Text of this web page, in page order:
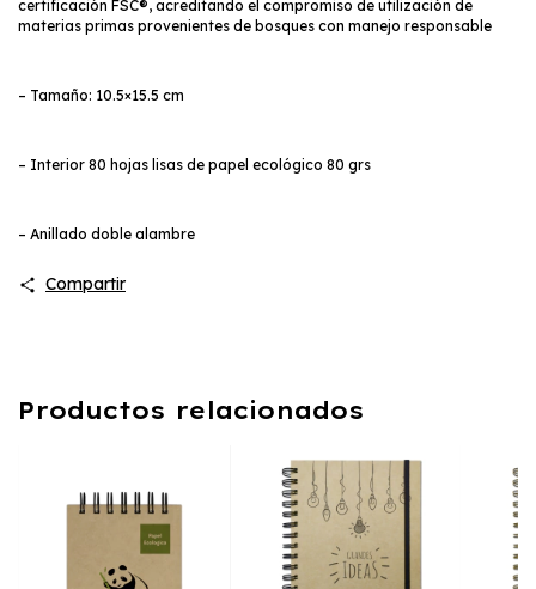
certificación FSC®, acreditando el compromiso de utilización de
materias primas provenientes de bosques con manejo responsable
– Tamaño: 10.5×15.5 cm
– Interior 80 hojas lisas de papel ecológico 80 grs
– Anillado doble alambre
Compartir
Productos relacionados